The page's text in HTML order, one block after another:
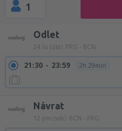
1
Odlet
24 lis (úte) PRG - BCN
21:30 23:59 2h 29min
Návrat
12 pro (sob) BCN - PRG